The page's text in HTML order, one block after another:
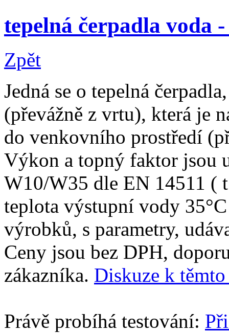
tepelná čerpadla voda
Zpět
Jedná se o tepelná
(převážně z vrtu), která je
do venkovního prostředí
Výkon a topný faktor jsou
W10/W35 dle EN 14511 (
teplota výstupní vody
výrobků, s parametry,
Ceny jsou bez DPH,
zákazníka. Diskuze k
Právě probíhá testování: